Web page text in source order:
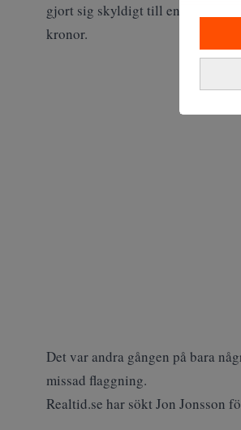
gjort sig skyldigt till en allvarlig
kronor.
Det var andra gången på bara
missad flaggning.
Realtid.se har sökt Jon Jonsson